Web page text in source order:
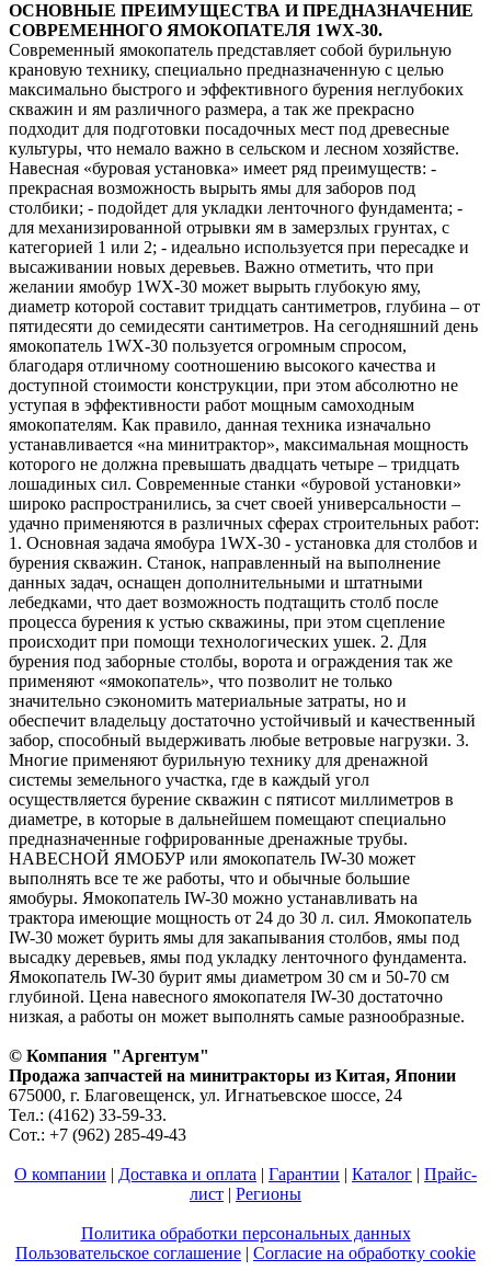
ОСНОВНЫЕ ПРЕИМУЩЕСТВА И ПРЕДНАЗНАЧЕНИЕ
СОВРЕМЕННОГО ЯМОКОПАТЕЛЯ 1WX-30.
Современный ямокопатель представляет собой бурильную
крановую технику, специально предназначенную с целью
максимально быстрого и эффективного бурения неглубоких
скважин и ям различного размера, а так же прекрасно
подходит для подготовки посадочных мест под древесные
культуры, что немало важно в сельском и лесном хозяйстве.
Навесная «буровая установка» имеет ряд преимуществ: -
прекрасная возможность вырыть ямы для заборов под
столбики; - подойдет для укладки ленточного фундамента; -
для механизированной отрывки ям в замерзлых грунтах, с
категорией 1 или 2; - идеально используется при пересадке и
высаживании новых деревьев. Важно отметить, что при
желании ямобур 1WX-30 может вырыть глубокую яму,
диаметр которой составит тридцать сантиметров, глубина – от
пятидесяти до семидесяти сантиметров. На сегодняшний день
ямокопатель 1WX-30 пользуется огромным спросом,
благодаря отличному соотношению высокого качества и
доступной стоимости конструкции, при этом абсолютно не
уступая в эффективности работ мощным самоходным
ямокопателям. Как правило, данная техника изначально
устанавливается «на минитрактор», максимальная мощность
которого не должна превышать двадцать четыре – тридцать
лошадиных сил. Современные станки «буровой установки»
широко распространились, за счет своей универсальности –
удачно применяются в различных сферах строительных работ:
1. Основная задача ямобура 1WX-30 - установка для столбов и
бурения скважин. Станок, направленный на выполнение
данных задач, оснащен дополнительными и штатными
лебедками, что дает возможность подтащить столб после
процесса бурения к устью скважины, при этом сцепление
происходит при помощи технологических ушек. 2. Для
бурения под заборные столбы, ворота и ограждения так же
применяют «ямокопатель», что позволит не только
значительно сэкономить материальные затраты, но и
обеспечит владельцу достаточно устойчивый и качественный
забор, способный выдерживать любые ветровые нагрузки. 3.
Многие применяют бурильную технику для дренажной
системы земельного участка, где в каждый угол
осуществляется бурение скважин с пятисот миллиметров в
диаметре, в которые в дальнейшем помещают специально
предназначенные гофрированные дренажные трубы.
НАВЕСНОЙ ЯМОБУР или ямокопатель IW-30 может
выполнять все те же работы, что и обычные большие
ямобуры. Ямокопатель IW-30 можно устанавливать на
трактора имеющие мощность от 24 до 30 л. сил. Ямокопатель
IW-30 может бурить ямы для закапывания столбов, ямы под
высадку деревьев, ямы под укладку ленточного фундамента.
Ямокопатель IW-30 бурит ямы диаметром 30 см и 50-70 см
глубиной. Цена навесного ямокопателя IW-30 достаточно
низкая, а работы он может выполнять самые разнообразные.
© Компания "Аргентум"
Продажа запчастей на минитракторы из Китая, Японии
675000, г. Благовещенск, ул. Игнатьевское шоссе, 24
Тел.: (4162) 33-59-33.
Сот.: +7 (962) 285-49-43
О компании | Доставка и оплата | Гарантии | Каталог | Прайс-
лист | Регионы
Политика обработки персональных данных
Пользовательское соглашение | Согласие на обработку cookie